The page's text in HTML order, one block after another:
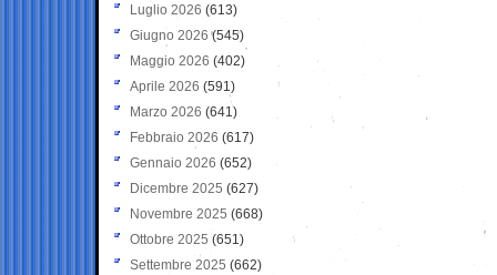
Luglio 2026 (613)
Giugno 2026 (545)
Maggio 2026 (402)
Aprile 2026 (591)
Marzo 2026 (641)
Febbraio 2026 (617)
Gennaio 2026 (652)
Dicembre 2025 (627)
Novembre 2025 (668)
Ottobre 2025 (651)
Settembre 2025 (662)